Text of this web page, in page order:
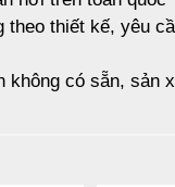
theo thiết kế, yêu
không có sẵn, sản